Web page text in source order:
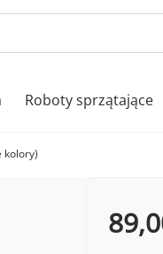
Roboty sprzątające
kolory)